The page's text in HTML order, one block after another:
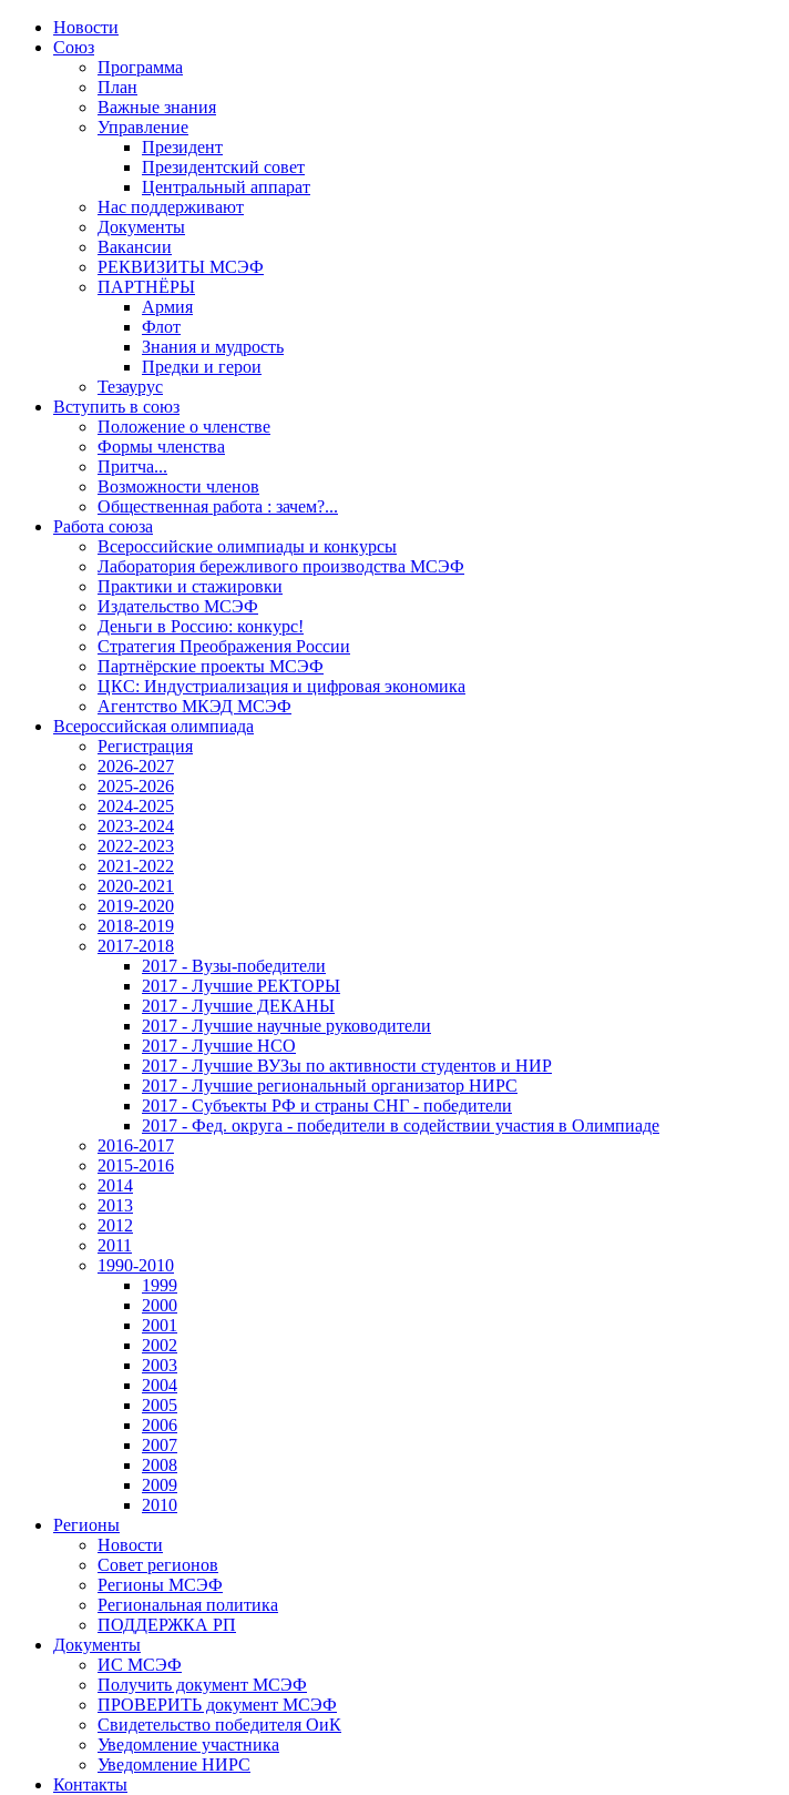
Новости
Союз
Программа
План
Важные знания
Управление
Президент
Президентский совет
Центральный аппарат
Нас поддерживают
Документы
Вакансии
РЕКВИЗИТЫ МСЭФ
ПАРТНЁРЫ
Армия
Флот
Знания и мудрость
Предки и герои
Тезаурус
Вступить в союз
Положение о членстве
Формы членства
Притча...
Возможности членов
Общественная работа : зачем?...
Работа союза
Всероссийские олимпиады и конкурсы
Лаборатория бережливого производства МСЭФ
Практики и стажировки
Издательство МСЭФ
Деньги в Россию: конкурс!
Стратегия Преображения России
Партнёрские проекты МСЭФ
ЦКС: Индустриализация и цифровая экономика
Агентство МКЭД МСЭФ
Всероссийская олимпиада
Регистрация
2026-2027
2025-2026
2024-2025
2023-2024
2022-2023
2021-2022
2020-2021
2019-2020
2018-2019
2017-2018
2017 - Вузы-победители
2017 - Лучшие РЕКТОРЫ
2017 - Лучшие ДЕКАНЫ
2017 - Лучшие научные руководители
2017 - Лучшие НСО
2017 - Лучшие ВУЗы по активности студентов и НИР
2017 - Лучшие региональный организатор НИРС
2017 - Субъекты РФ и страны СНГ - победители
2017 - Фед. округа - победители в содействии участия в Олимпиаде
2016-2017
2015-2016
2014
2013
2012
2011
1990-2010
1999
2000
2001
2002
2003
2004
2005
2006
2007
2008
2009
2010
Регионы
Новости
Совет регионов
Регионы МСЭФ
Региональная политика
ПОДДЕРЖКА РП
Документы
ИС МСЭФ
Получить документ МСЭФ
ПРОВЕРИТЬ документ МСЭФ
Свидетельство победителя ОиК
Уведомление участника
Уведомление НИРС
Контакты